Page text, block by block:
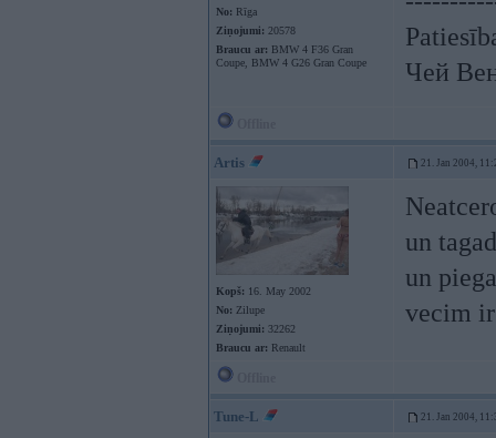
No: Rīga
Ziņojumi: 20578
Braucu ar: BMW 4 F36 Gran
Coupe, BMW 4 G26 Gran Coupe
Чей
Artis 21. Jan 2004,
Kopš: 16. May 2002
No: Zilupe
Ziņojumi: 32262
Braucu ar: Renault
un
un
vecim
Tune-L 21. Jan 2004,